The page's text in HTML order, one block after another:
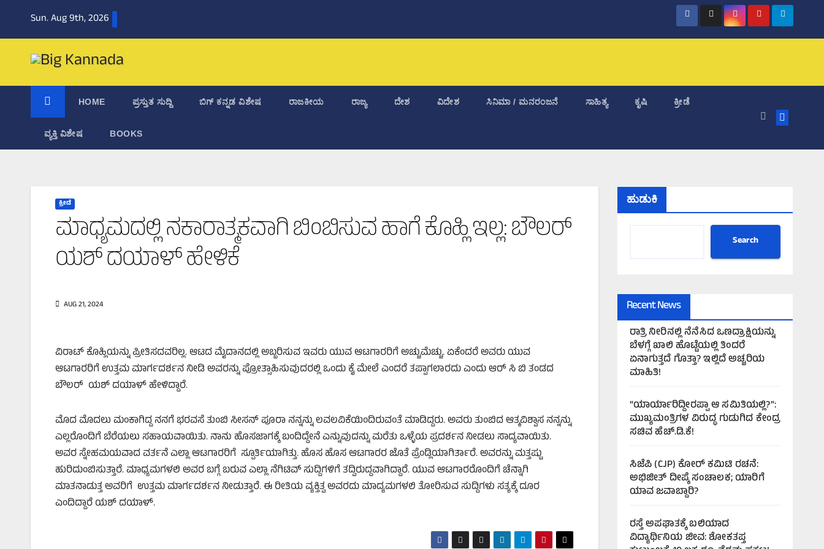
Sun. Aug 9th, 2026
HOME ಪ್ರಸ್ತುತ ಸುದ್ದಿ ಬಿಗ್‌ ಕನ್ನಡ ವಿಶೇಷ ರಾಜಕೀಯ ರಾಜ್ಯ ದೇಶ ವಿದೇಶ ಸಿನಿಮಾ / ಮನರಂಜನೆ ಸಾಹಿತ್ಯ ಕೃಷಿ ಕ್ರೀಡೆ
ವ್ಯಕ್ತಿ ವಿಶೇಷ BOOKS
ಕ್ರೀಡೆ
ಮಾಧ್ಯಮದಲ್ಲಿ ನಕಾರಾತ್ಮಕವಾಗಿ ಬಿಂಬಿಸುವ ಹಾಗೆ ಕೊಹ್ಲಿ ಇಲ್ಲ: ಬೌಲರ್‌
ಯಶ್‌ ದಯಾಳ್‌ ಹೇಳಿಕೆ
AUG 21, 2024
ವಿರಾಟ್‌ ಕೊಹ್ಲಿಯನ್ನು ಪ್ರೀತಿಸದವರಿಲ್ಲ. ಆಟದ ಮೈದಾನದಲ್ಲಿ ಅಬ್ಬರಿಸುವ ಇವರು ಯುವ ಆಟಗಾರರಿಗೆ ಅಚ್ಚುಮೆಚ್ಚು. ಏಕೆಂದರೆ ಅವರು ಯುವ
ಆಟಗಾರರಿಗೆ ಉತ್ತಮ ಮಾರ್ಗದರ್ಶನ ನೀಡಿ ಅವರನ್ನು ಪ್ರೋತ್ಸಾಹಿಸುವುದರಲ್ಲಿ ಒಂದು ಕೈ ಮೇಲೆ ಎಂದರೆ ತಪ್ಪಾಗಲಾರದು ಎಂದು ಆರ್‌ ಸಿ ಬಿ ತಂಡದ
ಬೌಲರ್‌ ಯಶ್‌ ದಯಾಳ್‌ ಹೇಳಿದ್ದಾರೆ.
ಮೊದ ಮೊದಲು ಮಂಕಾಗಿದ್ದ ನನಗೆ ಭರವಸೆ ತುಂಬಿ ಸೀಸನ್‌ ಪೂರಾ ನನ್ನನ್ನು ಲವಲವಿಕೆಯಿಂದಿರುವಂತೆ ಮಾಡಿದ್ದರು. ಅವರು ತುಂಬಿದ ಆತ್ಮವಿಶ್ವಾಸ ನನ್ನನ್ನು
ಎಲ್ಲರೊಂದಿಗೆ ಬೆರೆಯಲು ಸಹಾಯವಾಯಿತು. ನಾನು ಹೊಸಜಾಗಕ್ಕೆ ಬಂದಿದ್ದೇನೆ ಎನ್ನುವುದನ್ನು ಮರೆತು ಒಳ್ಳೆಯ ಪ್ರದರ್ಶನ ನೀಡಲು ಸಾದ್ಯವಾಯಿತು.
ಅವರ ಸ್ನೇಹಮಯವಾದ ವರ್ತನೆ ಎಲ್ಲಾ ಆಟಗಾರರಿಗೆ ಸ್ಪೂರ್ತಿಯಾಗಿತ್ತು. ಹೊಸ ಹೊಸ ಆಟಗಾರರ ಜೊತೆ ಪ್ರೆಂಡ್ಲಿಯಾಗಿರ್ತಾರೆ. ಅವರನ್ನು ಮತ್ತಷ್ಟು
ಹುರಿದುಂಬಿಸುತ್ತಾರೆ. ಮಾಧ್ಯಮಗಳಲಿ ಅವರ ಬಗ್ಗೆ ಬರುವ ಎಲ್ಲಾ ನೆಗಿಟಿವ್‌ ಸುದ್ದಿಗಳಿಗೆ ತದ್ವಿರುದ್ದವಾಗಿದ್ದಾರೆ. ಯುವ ಆಟಗಾರರೊಂದಿಗೆ ಚೆನ್ನಾಗಿ
ಮಾತನಾಡುತ್ತ ಅವರಿಗೆ ಉತ್ತಮ ಮಾರ್ಗದರ್ಶನ ನೀಡುತ್ತಾರೆ. ಈ ರೀತಿಯ ವ್ಯಕ್ತಿತ್ವ ಅವರದು ಮಾದ್ಯಮಗಳಲಿ ತೋರಿಸುವ ಸುದ್ದಿಗಳು ಸತ್ಯಕ್ಕೆ ದೂರ
ಎಂದಿದ್ದಾರೆ ಯಶ್‌ ದಯಾಳ್‌.
ಹುಡುಕಿ
Search
Recent News
ರಾತ್ರಿ ನೀರಿನಲ್ಲಿ ನೆನೆಸಿದ ಒಣದ್ರಾಕ್ಷಿಯನ್ನು
ಬೆಳಗ್ಗೆ ಖಾಲಿ ಹೊಟ್ಟೆಯಲ್ಲಿ ತಿಂದರೆ
ಏನಾಗುತ್ತದೆ ಗೊತ್ತಾ? ಇಲ್ಲಿದೆ ಅಚ್ಚರಿಯ
ಮಾಹಿತಿ!
“ಯಾರ್ಯಾರಿದ್ದೀರಪ್ಪಾ ಆ ಸಮಿತಿಯಲ್ಲಿ?”:
ಮುಖ್ಯಮಂತ್ರಿಗಳ ವಿರುದ್ಧ ಗುಡುಗಿದ ಕೇಂದ್ರ
ಸಚಿವ ಹೆಚ್.ಡಿ.ಕೆ!
ಸಿಜೆಪಿ (CJP) ಕೋರ್ ಕಮಿಟಿ ರಚನೆ:
ಅಭಿಜೀತ್ ದೀಪ್ಕೆ ಸಂಚಾಲಕ; ಯಾರಿಗೆ
ಯಾವ ಜವಾಬ್ದಾರಿ?
ರಸ್ತೆ ಅಪಘಾತಕ್ಕೆ ಬಲಿಯಾದ
ವಿದ್ಯಾರ್ಥಿನಿಯ ಜೀವ: ಶೋಕತಪ್ತ